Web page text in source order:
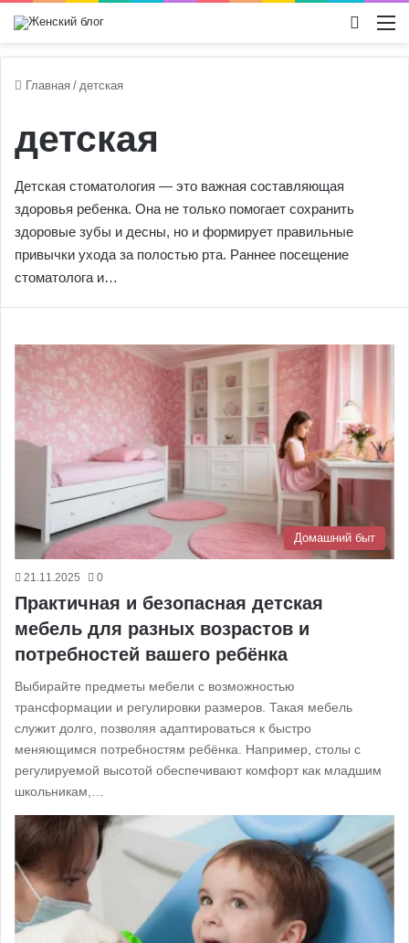
Главная / детская
детская
Детская стоматология — это важная составляющая
здоровья ребенка. Она не только помогает сохранить
здоровые зубы и десны, но и формирует правильные
привычки ухода за полостью рта. Раннее посещение
стоматолога и…
Домашний быт
21.11.2025 0
Практичная и безопасная детская
мебель для разных возрастов и
потребностей вашего ребёнка
Выбирайте предметы мебели с возможностью
трансформации и регулировки размеров. Такая мебель
служит долго, позволяя адаптироваться к быстро
меняющимся потребностям ребёнка. Например, столы с
регулируемой высотой обеспечивают комфорт как младшим
школьникам,…